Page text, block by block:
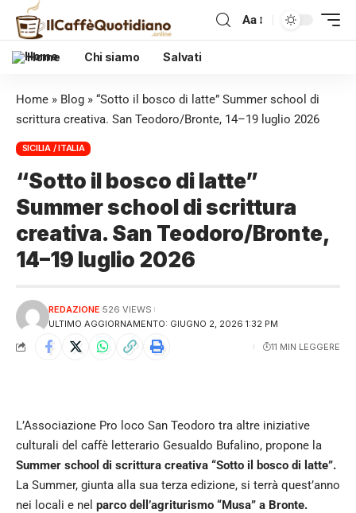
Aa
Home Chi siamo Salvati
Home » Blog » “Sotto il bosco di latte” Summer school di
scrittura creativa. San Teodoro/Bronte, 14–19 luglio 2026
SICILIA / ITALIA
“Sotto il bosco di latte”
Summer school di scrittura
creativa. San Teodoro/Bronte,
14–19 luglio 2026
ULTIMO AGGIORNAMENTO: GIUGNO 2, 2026 1:32 PM
REDAZIONE 526 VIEWS
11 MIN LEGGERE
L’Associazione Pro loco San Teodoro tra altre iniziative
culturali del caffè letterario Gesualdo Bufalino, propone la
Summer school di scrittura creativa “Sotto il bosco di latte”.
La Summer, giunta alla sua terza edizione, si terrà quest’anno
nei locali e nel parco dell’agriturismo “Musa” a Bronte.